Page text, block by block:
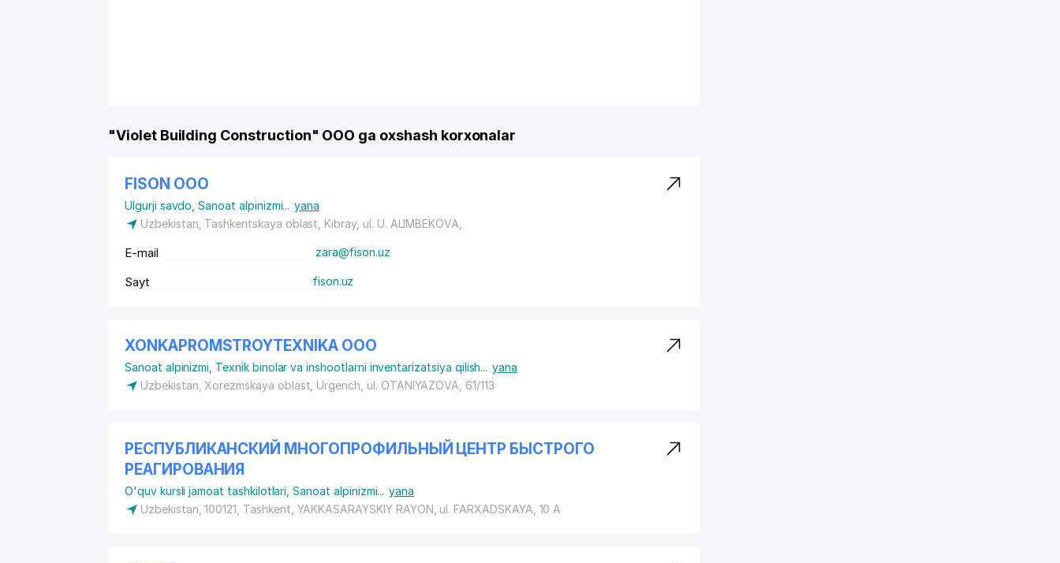
"Violet Building Construction" OOO ga oxshash korxonalar
FISON ООО
Ulgurji savdo ,Sanoat alpinizmi... yana
Uzbekistan, Tashkentskaya oblast, Kibray, ul. U. ALIMBEKOVA
E-mail zara@fison.uz
Sayt fison.uz
XONKAPROMSTROYTEXNIKA ООО
Sanoat alpinizmi Texnik binolar va inshootlarni inventarizatsiya qilish... yana
Uzbekistan, Xorezmskaya oblast, Urgench, ul. OTANIYAZOVA , 61/113
РЕСПУБЛИКАНСКИЙ МНОГОПРОФИЛЬНЫЙ ЦЕНТР БЫСТРОГО
РЕАГИРОВАНИЯ
O'quv kursli jamoat tashkilotlari ,Sanoat alpinizmi... yana
Uzbekistan, 100121, Tashkent, YAKKASARAYSKIY RAYON , ul. FARXADSKAYA, 10 A